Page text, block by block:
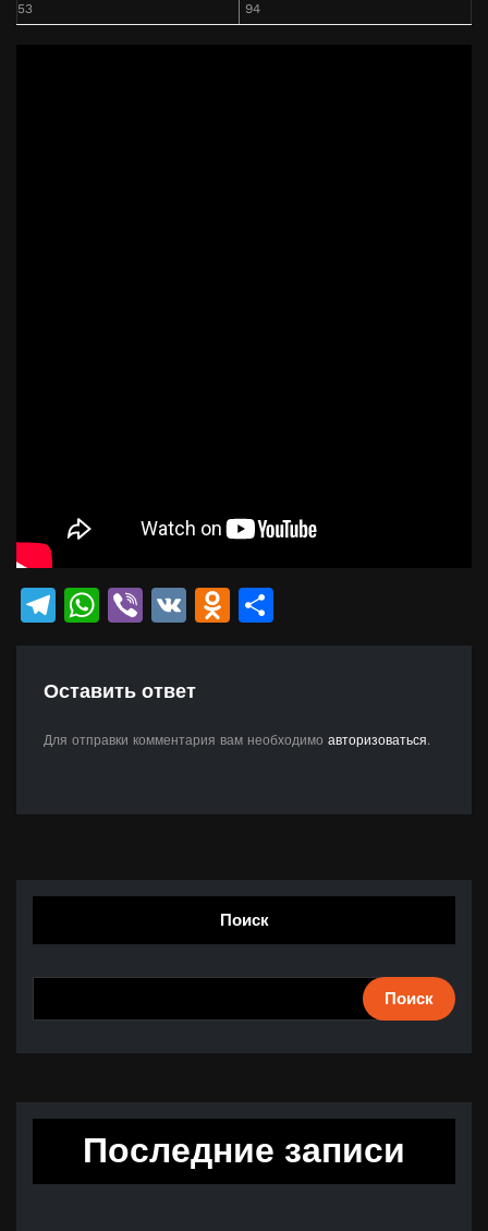
53
94
Telegram
WhatsApp
Viber
VK Odnoklassniki
Оставить ответ
Для отправки комментария вам необходимо авторизоваться.
Поиск
Поиск
Последние записи